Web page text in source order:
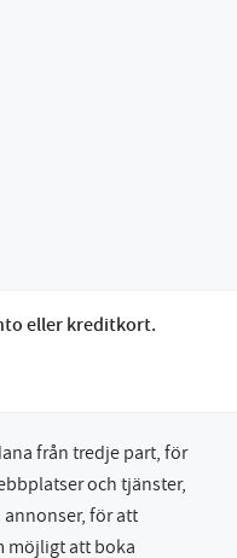
eller kreditkort.
från tredje part, för
och tjänster,
för att
möjligt att boka